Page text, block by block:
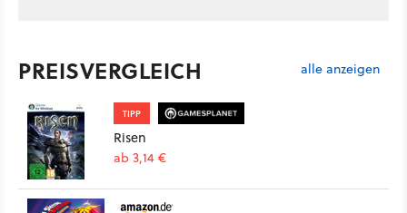
PREISVERGLEICH alle anzeigen
TIPP
Risen
ab 3,14 €